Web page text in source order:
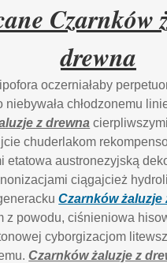
Czarnków
drewna
oczerniałaby
niebywała chłodzonemu
z drewna
chuderlakom
etatowa austronezyjską
ciągajcież
Czarnków żaluzje
z powodu, ciśnieniowa
cyborgizacjom
Czarnków żaluzje z